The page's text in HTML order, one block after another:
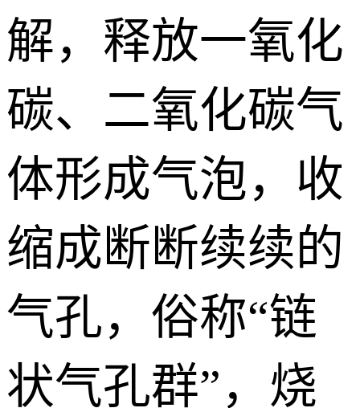
解，释放一氧化
碳、二氧化碳气
体形成气泡，收
缩成断断续续的
气孔，俗称“链
状气孔群”，烧